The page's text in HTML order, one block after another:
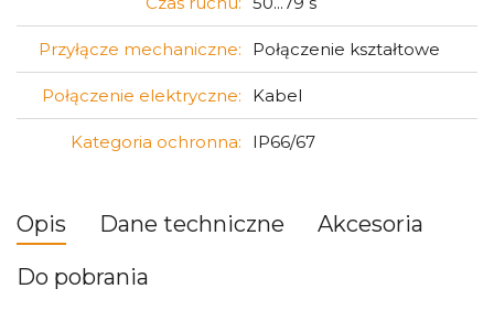
Przyłącze mechaniczne: Połączenie kształtowe
Połączenie elektryczne: Kabel
Kategoria ochronna: IP66/67
Opis Dane techniczne
Akcesoria
Do pobrania